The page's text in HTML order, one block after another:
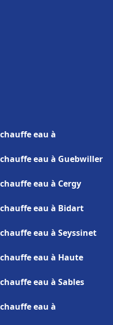
eau à
eau à Guebwiller
eau à Cergy
eau à Bidart
eau à Seyssinet
eau à Haute
eau à Sables
eau à